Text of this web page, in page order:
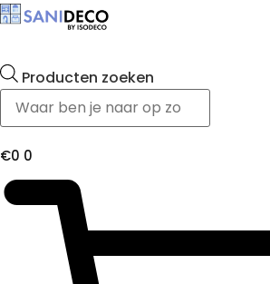
Producten zoeken
€0 0